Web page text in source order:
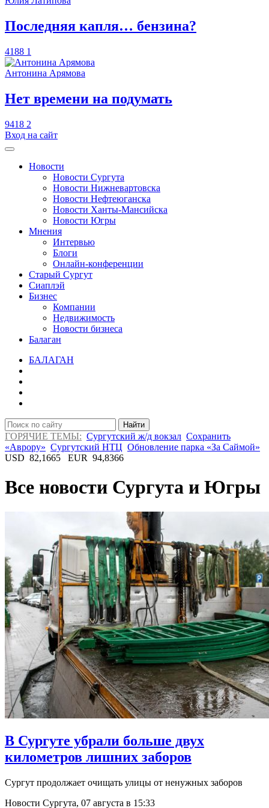
​Последняя капля… бензина?
4188 1
Антонина Арямова
​Нет времени на подумать
9418 2
Вход на сайт
Новости
Новости Сургута
Новости Нижневартовска
Новости Нефтеюганска
Новости Ханты-Мансийска
Новости Югры
Мнения
Интервью
Блоги
Онлайн-конференции
Старый Сургут
Сиаплэй
Бизнес
Компании
Недвижимость
Новости бизнеса
Балаган
БАЛАГАН
Найти
ГОРЯЧИЕ ТЕМЫ: Сургутский ж/д вокзал Сохранить
«Аврору» Сургутский НТЦ Обновление парка «За Саймой»
USD 82,1665 EUR 94,8366
Все новости Сургута и Югры
​В Сургуте убрали больше двух
километров лишних заборов
Сургут продолжает очищать улицы от ненужных заборов
Новости Сургута, 07 августа в 15:33